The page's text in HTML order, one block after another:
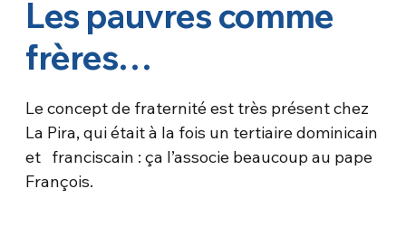
Les pauvres comme
frères…
Le concept de fraternité est très présent chez
La Pira, qui était à la fois un tertiaire dominicain
et franciscain : ça l’associe beaucoup au pape
François.